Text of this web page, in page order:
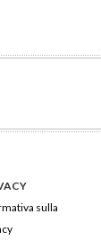
sulla